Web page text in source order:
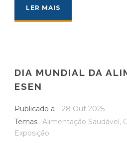
LER MAIS
DIA MUNDIAL DA
ESEN
Publicado a
28 Out 2025
Temas Alimentação Saudável,
Exposição